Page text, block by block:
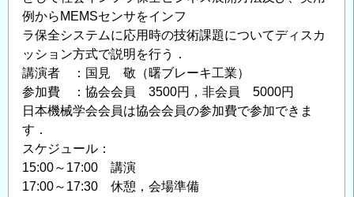
例からMEMSセンサをインフ
ラ保全システムに応用時の技術課題についてディスカ
ッション方式で説明を行う．
講演者 ：国見 敬（曙ブレーキ工業）
参加費 ：協会会員 3500円，非会員 5000円
日本機械学会会員は協会会員の参加費で参加できま
す．
スケジュール：
15:00～17:00 講演
17:00～17:30 休憩，会場準備